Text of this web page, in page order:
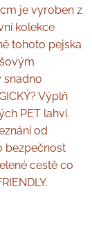
je vyroben z
kolekce
tohoto pejska
snadno
Výplň
PET lahví.
od
bezpečnost
cestě co